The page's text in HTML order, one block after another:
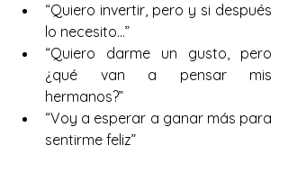
“Quiero invertir, pero y si después
lo necesito…”
“Quiero darme un gusto, pero
¿qué van a pensar mis
hermanos?”
“Voy a esperar a ganar más para
sentirme feliz”